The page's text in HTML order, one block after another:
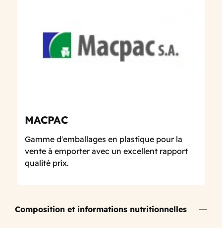
MACPAC
Gamme d'emballages en plastique pour la
vente à emporter avec un excellent rapport
qualité prix.
Composition et informations nutritionnelles